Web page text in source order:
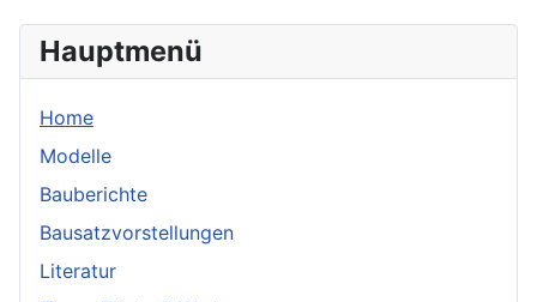
Hauptmenü
Home
Modelle
Bauberichte
Bausatzvorstellungen
Literatur